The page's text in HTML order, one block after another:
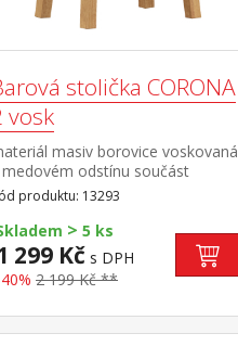
stolička CORONA
vosk
masiv borovice voskovaná
odstínu součást
Corona 2
produktu: 13293
> 5 ks
299 Kč s DPH
2 199 Kč **